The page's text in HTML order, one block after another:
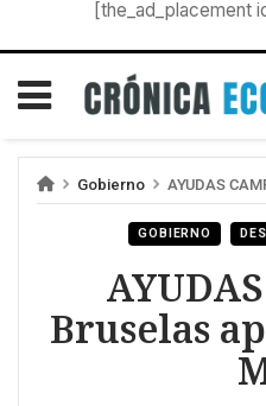
[the_ad_placement
Gobierno AYUDAS
GOBIERNO
Bruselas